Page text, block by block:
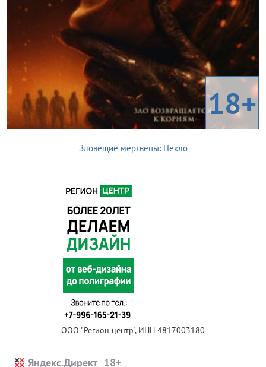
18+
Зловещие мертвецы: Пекло
ООО "Регион центр", ИНН 4817003180
Яндекс.Директ